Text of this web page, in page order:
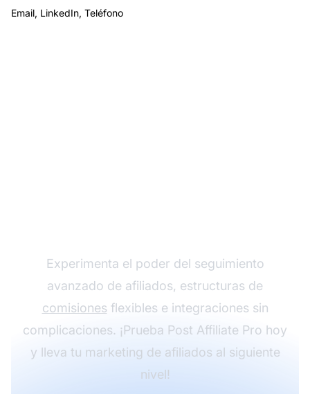
Email, LinkedIn, Teléfono
Experimenta el poder del seguimiento
avanzado de afiliados, estructuras de
comisiones flexibles e integraciones sin
complicaciones. ¡Prueba Post Affiliate Pro hoy
y lleva tu marketing de afiliados al siguiente
nivel!